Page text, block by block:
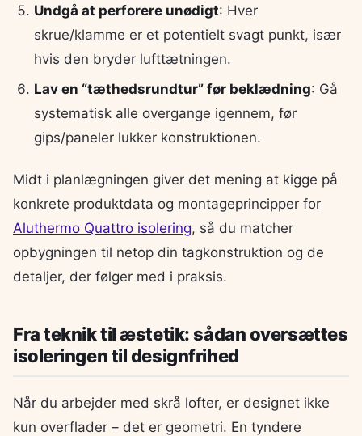
Undgå at perforere unødigt: Hver
skrue/klamme er et potentielt svagt punkt, især
hvis den bryder lufttætningen.
Lav en “tæthedsrundtur” før beklædning: Gå
systematisk alle overgange igennem, før
gips/paneler lukker konstruktionen.
Midt i planlægningen giver det mening at kigge på
konkrete produktdata og montageprincipper for
Aluthermo Quattro isolering, så du matcher
opbygningen til netop din tagkonstruktion og de
detaljer, der følger med i praksis.
Fra teknik til æstetik: sådan oversættes
isoleringen til designfrihed
Når du arbejder med skrå lofter, er designet ikke
kun overflader – det er geometri. En tyndere